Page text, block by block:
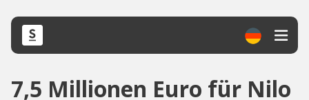
7,5 Millionen Euro für Nilo